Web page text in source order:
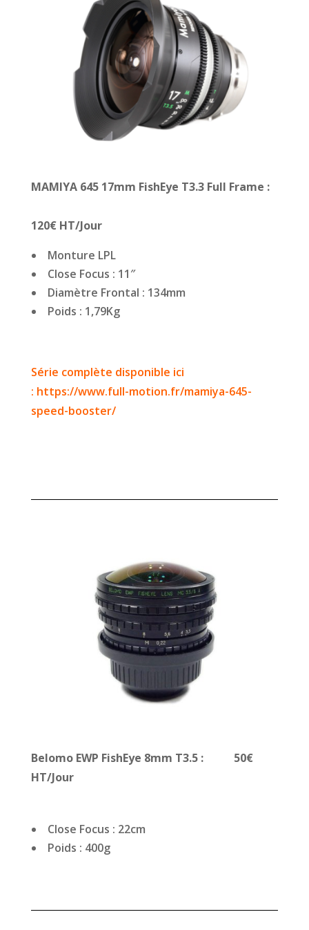
MAMIYA 645 17mm FishEye T3.3 Full Frame :
120€ HT/Jour
Monture LPL
Close Focus : 11″
Diamètre Frontal : 134mm
Poids : 1,79Kg
Série complète disponible ici
: https://www.full-motion.fr/mamiya-645-
speed-booster/
Belomo EWP FishEye 8mm T3.5: 50€
HT/Jour
Close Focus : 22cm
Poids : 400g